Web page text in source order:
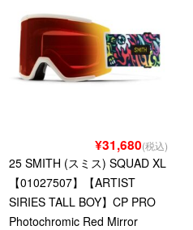
¥31,680(税込)
25 SMITH (スミス) SQUAD XL
【01027507】【ARTIST
SIRIES TALL BOY】CP PRO
Photochromic Red Mirror